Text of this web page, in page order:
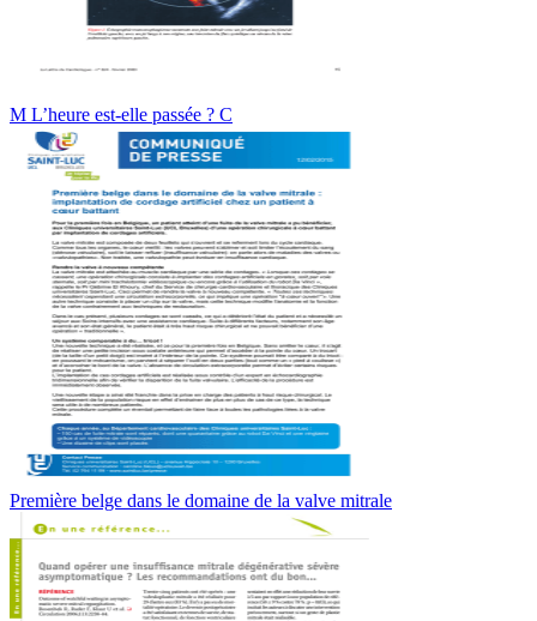
M L’heure est-elle passée ? C
Première belge dans le domaine de la valve mitrale